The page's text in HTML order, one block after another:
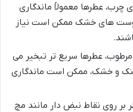
عطرها معمولاً ماندگاری
های خشک ممکن است نیاز
عطرها سریع تر تبخیر می
و خشک، ممکن است ماندگاری
بر روی نقاط نبض دار مانند مچ